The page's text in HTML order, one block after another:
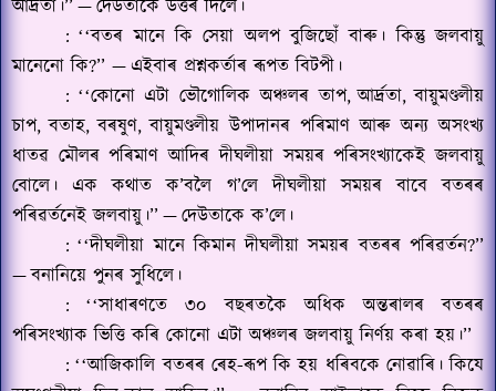
আৰ্দ্ৰতা।’’ —দেউতাকে উত্তৰ দিলে।
: ‘‘বতৰ মানে কি সেয়া অলপ বুজিছোঁ বাৰু। কিন্তু জলবায়ু
মানেনো কি?’’ —এইবাৰ প্ৰশ্নকৰ্তাৰ ৰূপত বিটপী।
: ‘‘কোনো এটা ভৌগোলিক অঞ্চলৰ তাপ, আৰ্দ্ৰতা, বায়ুমণ্ডলীয়
চাপ, বতাহ, বৰষুণ, বায়ুমণ্ডলীয় উপাদানৰ পৰিমাণ আৰু অন্য অসংখ্য
ধাতৱ মৌলৰ পৰিমাণ আদিৰ দীঘলীয়া সময়ৰ পৰিসংখ্যাকেই জলবায়ু
বোলে। এক কথাত ক’বলৈ গ’লে দীঘলীয়া সময়ৰ বাবে বতৰৰ
পৰিৱৰ্তনেই জলবায়ু।’’ —দেউতাকে ক’লে।
: ‘‘দীঘলীয়া মানে কিমান দীঘলীয়া সময়ৰ বতৰৰ পৰিৱৰ্তন?’’
—বনানিয়ে পুনৰ সুধিলে।
: ‘‘সাধাৰণতে ৩০ বছৰতকৈ অধিক অন্তৰালৰ বতৰৰ
পৰিসংখ্যাক ভিত্তি কৰি কোনো এটা অঞ্চলৰ জলবায়ু নিৰ্ণয় কৰা হয়।’’
: ‘‘আজিকালি বতৰৰ ৰেহ-ৰূপ কি হয় ধৰিবকে নোৱাৰি। কিযে